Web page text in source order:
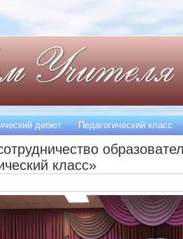
класс»
дебют Педагогический класс